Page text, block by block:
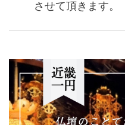
させて頂きます。